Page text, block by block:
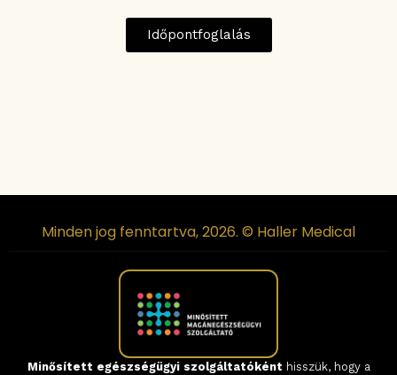
Időpontfoglalás
Minden jog fenntartva, 2026. © Haller Medical
Minősített egészségügyi szolgáltatóként hisszük, hogy a